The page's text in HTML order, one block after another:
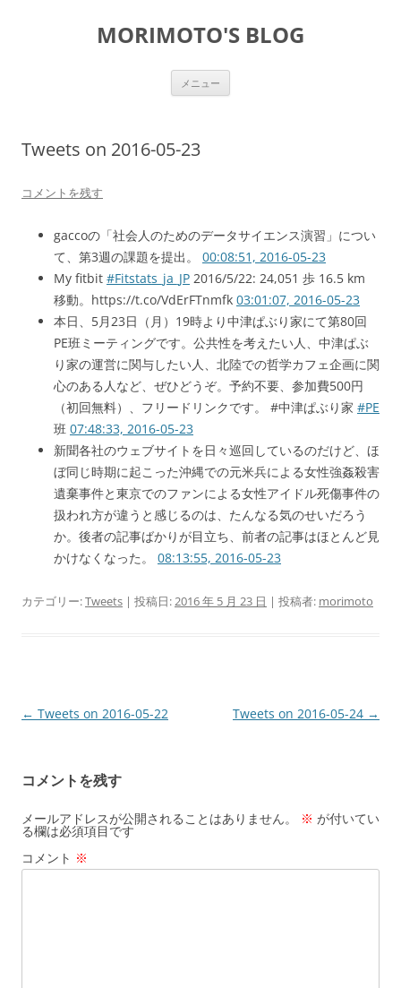
MORIMOTO'S BLOG
メニュー
Tweets on 2016-05-23
コメントを残す
gaccoの「社会人のためのデータサイエンス演習」につい
て、第3週の課題を提出。 00:08:51, 2016-05-23
My fitbit #Fitstats_ja_JP 2016/5/22: 24,051 歩 16.5 km
移動。https://t.co/VdErFTnmfk 03:01:07, 2016-05-23
本日、5月23日（月）19時より中津ぱぶり家にて第80回
PE班ミーティングです。公共性を考えたい人、中津ぱぶ
り家の運営に関与したい人、北陸での哲学カフェ企画に関
心のある人など、ぜひどうぞ。予約不要、参加費500円
（初回無料）、フリードリンクです。 #中津ぱぶり家 #PE
班 07:48:33, 2016-05-23
新聞各社のウェブサイトを日々巡回しているのだけど、ほ
ぼ同じ時期に起こった沖縄での元米兵による女性強姦殺害
遺棄事件と東京でのファンによる女性アイドル死傷事件の
扱われ方が違うと感じるのは、たんなる気のせいだろう
か。後者の記事ばかりが目立ち、前者の記事はほとんど見
かけなくなった。 08:13:55, 2016-05-23
カテゴリー:Tweets | 投稿日:2016 年 5 月 23 日 | 投稿者: morimoto
投
ビ
ゲ
ー
シ
← Tweets on 2016-05-22 Tweets on 2016-05-24 →
コメントを残す
メールアドレスが公開されることはありません。 ※ が付いてい
る欄は必須項目です
コメント ※